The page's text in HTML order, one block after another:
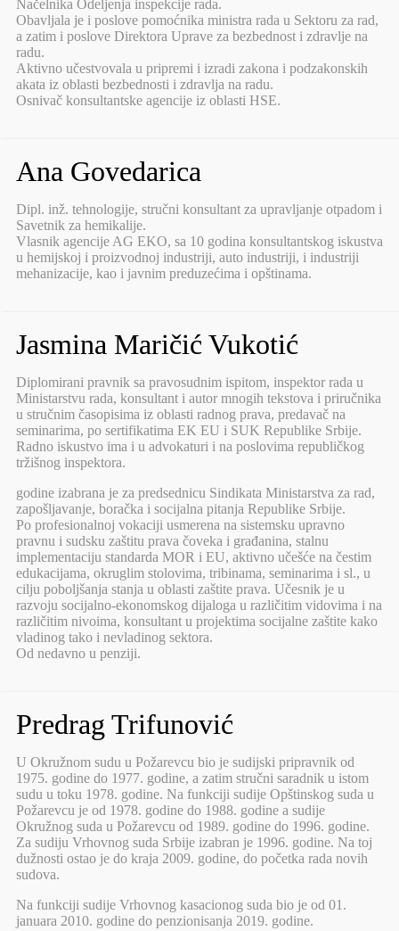
Načelnika Odeljenja inspekcije rada.
Obavljala je i poslove pomoćnika ministra rada u Sektoru za rad,
a zatim i poslove Direktora Uprave za bezbednost i zdravlje na
radu.
Aktivno učestvovala u pripremi i izradi zakona i podzakonskih
akata iz oblasti bezbednosti i zdravlja na radu.
Osnivač konsultantske agencije iz oblasti HSE.
Ana Govedarica
Dipl. inž. tehnologije, stručni konsultant za upravljanje otpadom i
Savetnik za hemikalije.
Vlasnik agencije AG EKO, sa 10 godina konsultantskog iskustva
u hemijskoj i proizvodnoj industriji, auto industriji, i industriji
mehanizacije, kao i javnim preduzećima i opštinama.
Jasmina Maričić Vukotić
Diplomirani pravnik sa pravosudnim ispitom, inspektor rada u
Ministarstvu rada, konsultant i autor mnogih tekstova i priručnika
u stručnim časopisima iz oblasti radnog prava, predavač na
seminarima, po sertifikatima EK EU i SUK Republike Srbije.
Radno iskustvo ima i u advokaturi i na poslovima republičkog
tržišnog inspektora.
godine izabrana je za predsednicu Sindikata Ministarstva za rad,
zapošljavanje, boračka i socijalna pitanja Republike Srbije.
Po profesionalnoj vokaciji usmerena na sistemsku upravno
pravnu i sudsku zaštitu prava čoveka i građanina, stalnu
implementaciju standarda MOR i EU, aktivno učešće na čestim
edukacijama, okruglim stolovima, tribinama, seminarima i sl., u
cilju poboljšanja stanja u oblasti zaštite prava. Učesnik je u
razvoju socijalno-ekonomskog dijaloga u različitim vidovima i na
različitim nivoima, konsultant u projektima socijalne zaštite kako
vladinog tako i nevladinog sektora.
Od nedavno u penziji.
Predrag Trifunović
U Okružnom sudu u Požarevcu bio je sudijski pripravnik od
1975. godine do 1977. godine, a zatim stručni saradnik u istom
sudu u toku 1978. godine. Na funkciji sudije Opštinskog suda u
Požarevcu je od 1978. godine do 1988. godine a sudije
Okružnog suda u Požarevcu od 1989. godine do 1996. godine.
Za sudiju Vrhovnog suda Srbije izabran je 1996. godine. Na toj
dužnosti ostao je do kraja 2009. godine, do početka rada novih
sudova.
Na funkciji sudije Vrhovnog kasacionog suda bio je od 01.
januara 2010. godine do penzionisanja 2019. godine.